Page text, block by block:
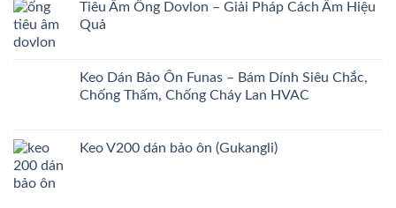
Tiêu Âm Ống Dovlon – Giải Pháp Cách Âm Hiệu
Quả
Keo Dán Bảo Ôn Funas – Bám Dính Siêu Chắc,
Chống Thấm, Chống Cháy Lan HVAC
Keo V200 dán bảo ôn (Gukangli)